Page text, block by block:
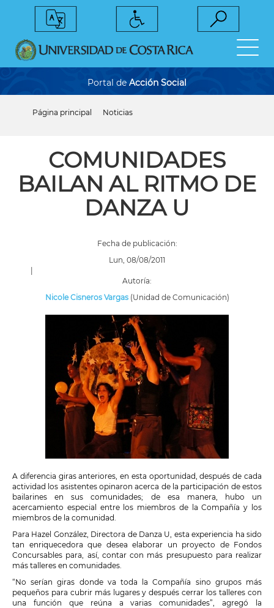
Portal de Acción Social
navegación
Página principal Noticias
COMUNIDADES
BAILAN AL RITMO DE
DANZA U
Fecha de publicación:
Lun, 08/08/2011
|
Autoría:
Nicole Cisneros Vargas(Unidad de Comunicación)
A diferencia giras anteriores, en esta oportunidad, después de cada
actividad los asistentes opinaron acerca de la participación de estos
bailarines en sus comunidades; de esa manera, hubo un
acercamiento especial entre los miembros de la Compañía y los
miembros de la comunidad.
Para Hazel González, Directora de Danza U, esta experiencia ha sido
tan enriquecedora que desea elaborar un proyecto de Fondos
Concursables para, así, contar con más presupuesto para realizar
más talleres en comunidades.
“No serían giras donde va toda la Compañía sino grupos más
pequeños para cubrir más lugares y después cerrar los talleres con
una función que reúna a varias comunidades”, agregó la